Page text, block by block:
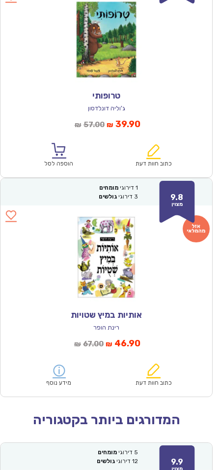
טרופותי
ג'וליה דונלדסון
₪ 57.00המחיר
₪57.00.
₪ 39.90המחיר
הוא:
כתוב חוות דעת הוספה לסל
9.8
מצוין
1 דירוגי מומחים
3 דירוגי גולשים
אותיות במיץ שטויות
רינת הופר
₪ 67.00המחיר
₪67.00.
₪ 46.90המחיר
הוא:
כתוב חוות דעת מידע נוסף
המדורגים ביותר בקטגוריה
9.9
5 דירוגי מומחים
12 דירוגי גולשים